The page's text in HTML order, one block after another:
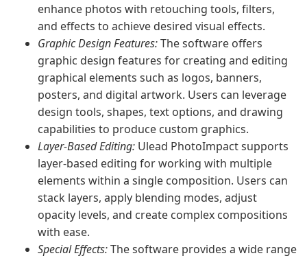
enhance photos with retouching tools, filters,
and effects to achieve desired visual effects.
Graphic Design Features:The software offers
graphic design features for creating and editing
graphical elements such as logos, banners,
posters, and digital artwork. Users can leverage
design tools, shapes, text options, and drawing
capabilities to produce custom graphics.
Layer-Based Editing: Ulead PhotoImpact supports
layer-based editing for working with multiple
elements within a single composition. Users can
stack layers, apply blending modes, adjust
opacity levels, and create complex compositions
with ease.
Special Effects:The software provides a wide range